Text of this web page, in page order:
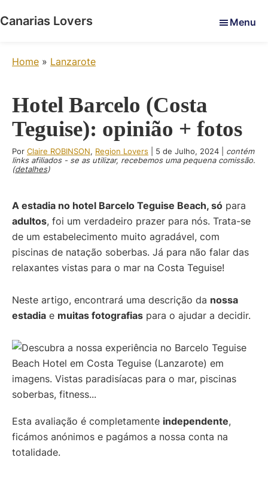
to
to
to
Canarias Lovers
vos
dans
les
îles
Canaries
Claire
Manu
Menu
Home » Lanzarote
Hotel Barcelo (Costa
Teguise): opinião + fotos
Por Claire ROBINSON, Region Lovers 5 de Julho, 2024
contém
links afiliados - se as utilizar, recebemos uma pequena comissão.
(detalhes)
A estadia no hotel Barcelo Teguise Beach, só para
adultos, foi um verdadeiro prazer para nós. Trata-se
de um estabelecimento muito agradável, com
piscinas de natação soberbas. Já para não falar das
relaxantes vistas para o mar na Costa Teguise!
Neste artigo, encontrará uma descrição da nossa
estadia e muitas fotografias para o ajudar a decidir.
Esta avaliação é completamente independente,
ficámos anónimos e pagámos a nossa conta na
totalidade.